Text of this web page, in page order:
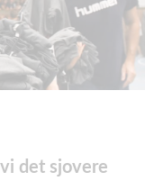
det sjovere